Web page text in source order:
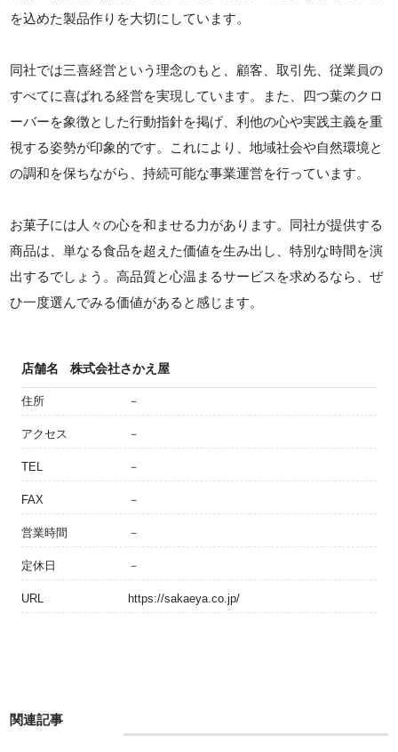
を込めた製品作りを大切にしています。
同社では三喜経営という理念のもと、顧客、取引先、従業員の
すべてに喜ばれる経営を実現しています。また、四つ葉のクロ
ーバーを象徴とした行動指針を掲げ、利他の心や実践主義を重
視する姿勢が印象的です。これにより、地域社会や自然環境と
の調和を保ちながら、持続可能な事業運営を行っています。
お菓子には人々の心を和ませる力があります。同社が提供する
商品は、単なる食品を超えた価値を生み出し、特別な時間を演
出するでしょう。高品質と心温まるサービスを求めるなら、ぜ
ひ一度選んでみる価値があると感じます。
店舗名 株式会社さかえ屋
住所 －
アクセス －
TEL －
FAX －
営業時間 －
定休日 －
URL https://sakaeya.co.jp/
関連記事